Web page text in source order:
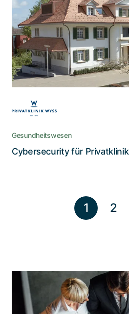
Die Privatklinik
Anforderungen an die
Aus diesem Grund suchte
sie dabei unterstützt, den
für ihre
Gesundheitswesen
Cybersecurity für
1 2